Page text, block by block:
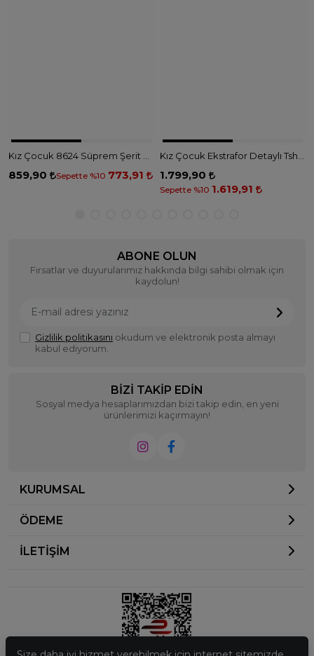
859,90 Sepette %10 773,91 1.799,90
Sepette %10 1.619,91
ABONE OLUN
Fırsatlar ve duyurularımız hakkında bilgi sahibi olmak için
kaydolun!
Gizlilik politikasını okudum ve elektronik posta almayı
kabul ediyorum.
BIZI TAKIP EDIN
Sosyal medya hesaplarımızdan bizi takip edin, en yeni
ürünlerimizi kaçırmayın!
KURUMSAL
ÖDEME
İLETİŞİM